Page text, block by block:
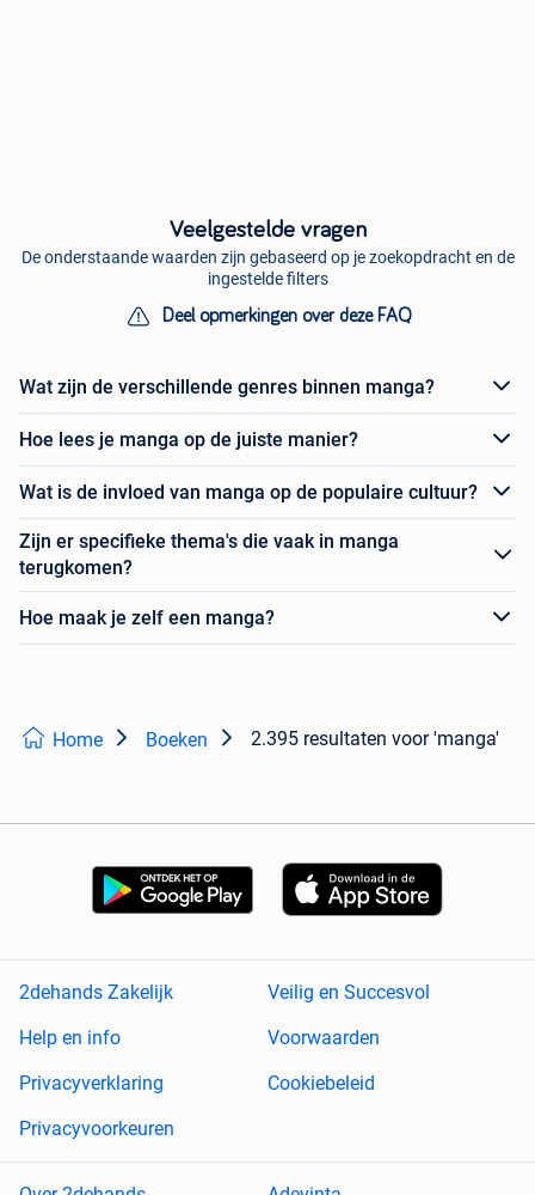
Veelgestelde vragen
De onderstaande waarden zijn gebaseerd op je zoekopdracht en de
ingestelde filters
Deel opmerkingen over deze FAQ
Wat zijn de verschillende genres binnen manga?
Hoe lees je manga op de juiste manier?
Wat is de invloed van manga op de populaire cultuur?
Zijn er specifieke thema's die vaak in manga
terugkomen?
Hoe maak je zelf een manga?
Home Boeken 2.395 resultaten voor 'manga'
2dehands Zakelijk
Veilig en Succesvol
Help en info
Voorwaarden
Privacyverklaring
Cookiebeleid
Privacyvoorkeuren